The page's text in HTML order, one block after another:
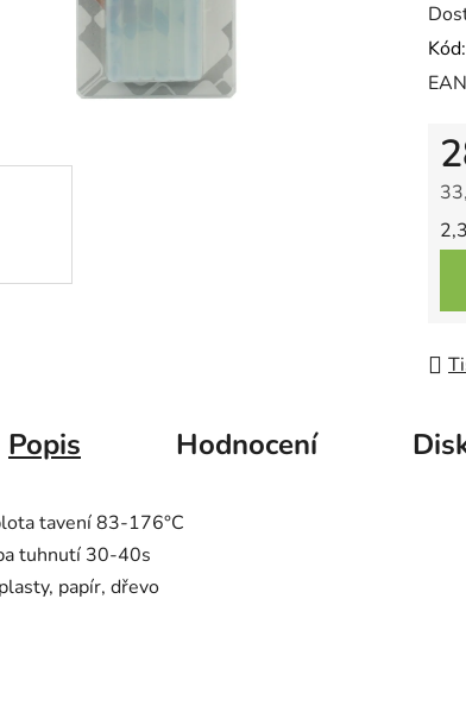
z
5
Kód:
Popis Hodnocení
tavení 83-176°C
tuhnutí 30-40s
papír, dřevo